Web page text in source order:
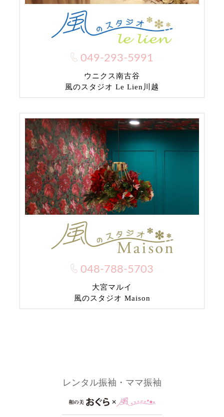
049-293-5991
ウニクス南古谷
風のスタジオ Le Lien川越
048-788-5703
大宮マルイ
風のスタジオ Maison
レンタル振袖・ママ振袖